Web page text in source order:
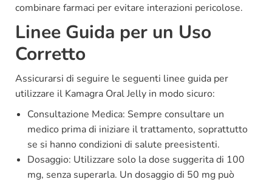
combinare farmaci per evitare interazioni pericolose.
Linee Guida per un Uso
Corretto
Assicurarsi di seguire le seguenti linee guida per
utilizzare il Kamagra Oral Jelly in modo sicuro:
Consultazione Medica: Sempre consultare un
medico prima di iniziare il trattamento, soprattutto
se si hanno condizioni di salute preesistenti.
Dosaggio: Utilizzare solo la dose suggerita di 100
mg, senza superarla. Un dosaggio di 50 mg può